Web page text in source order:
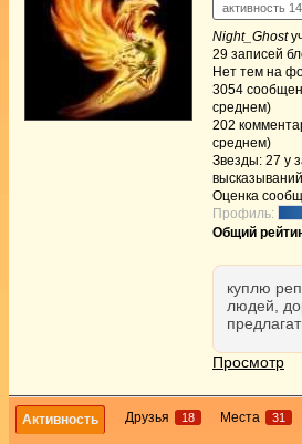
активность
Night_Ghost
29 записей
Нет тем на
3054
среднем)
202
среднем)
Звезды: 27 у
высказываний
Оценка
Профиль:
Общий
куплю
людей,
Просмотр
Активность Друзья 18 Места 31